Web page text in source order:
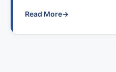
Read More→